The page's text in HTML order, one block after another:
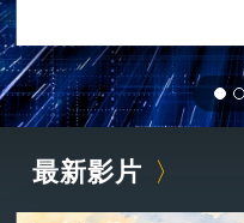
最新影片